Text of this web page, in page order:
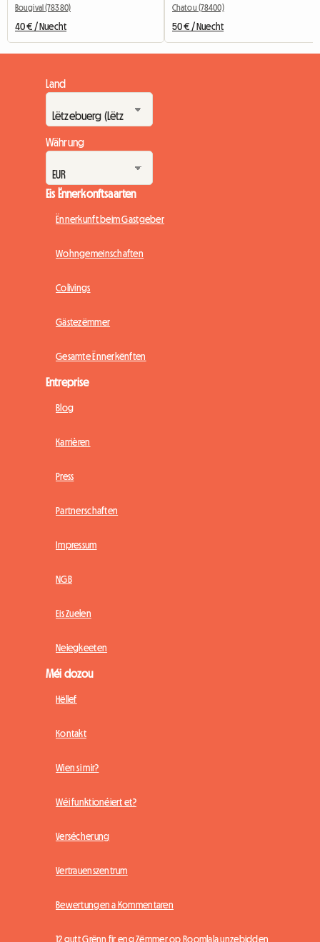
Bougival (78380)
40 € / Nuecht
Chatou (78400)
50 € / Nuecht
Land
Währung
Eis Ënnerkonftsaarten
Ënnerkunft beim Gastgeber
Wohngemeinschaften
Colivings
Gästezëmmer
Gesamte Ënnerkënften
Entreprise
Blog
Karrièren
Press
Partnerschaften
Impressum
NGB
Eis Zuelen
Neiegkeeten
Méi dozou
Hëllef
Kontakt
Wien si mir?
Wéi funktionéiert et?
Versécherung
Vertrauenszentrum
Bewertungen a Kommentaren
12 gutt Grënn fir eng Zëmmer op Roomlala unzebidden